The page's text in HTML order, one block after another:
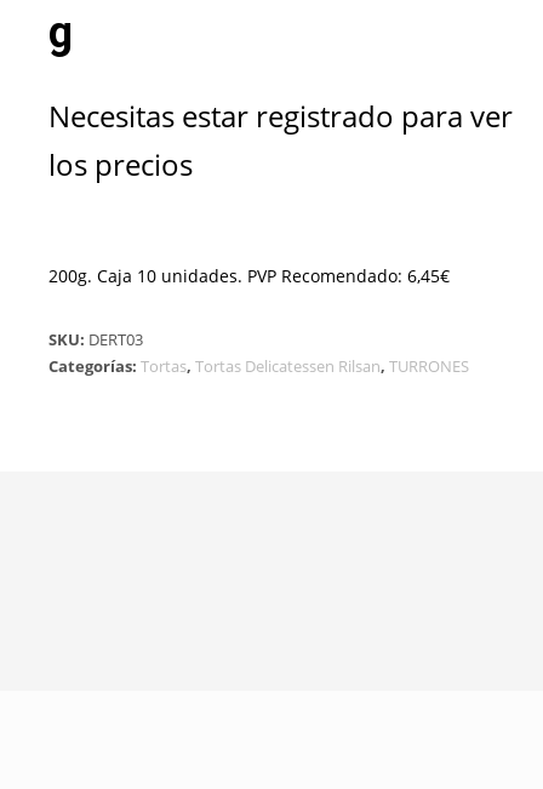
g
Necesitas estar registrado para ver
los precios
200g. Caja 10 unidades. PVP Recomendado: 6,45€
SKU: DERT03
Categorías: Tortas, Tortas Delicatessen Rilsan, TURRONES